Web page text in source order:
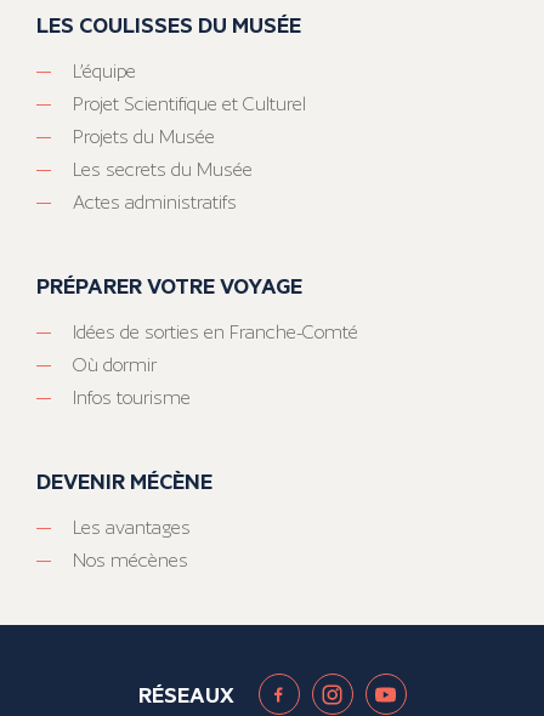
LES COULISSES DU MUSÉE
L’équipe
Projet Scientifique et Culturel
Projets du Musée
Les secrets du Musée
Actes administratifs
PRÉPARER VOTRE VOYAGE
Idées de sorties en Franche-Comté
Où dormir
Infos tourisme
DEVENIR MÉCÈNE
Les avantages
Nos mécènes
RÉSEAUX